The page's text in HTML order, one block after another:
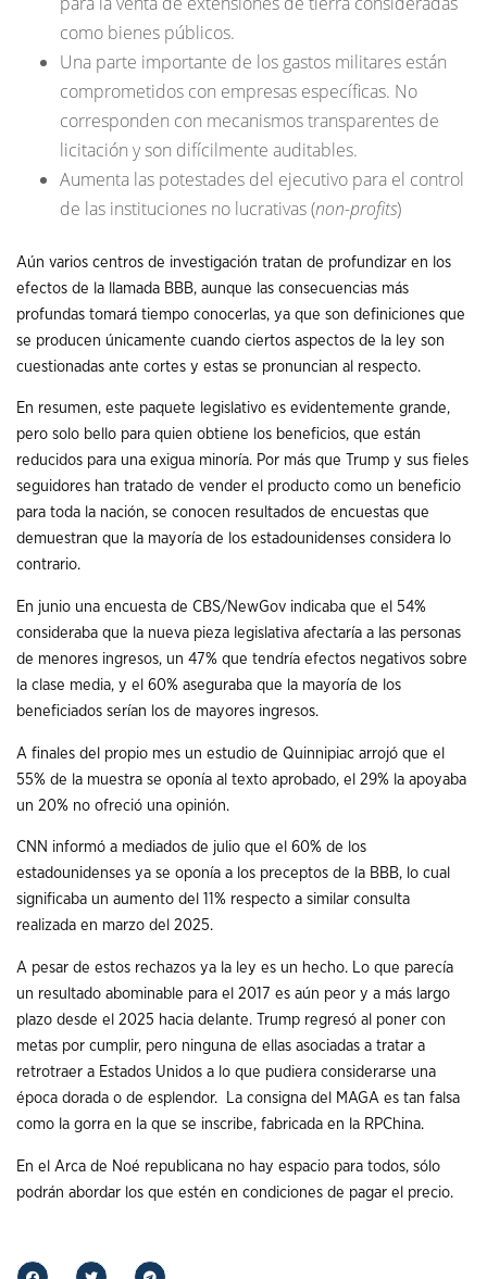
como bienes públicos.
Una parte importante de los gastos militares están
comprometidos con empresas específicas. No
corresponden con mecanismos transparentes de
licitación y son difícilmente auditables.
Aumenta las potestades del ejecutivo para el control
de las instituciones no lucrativas (non-profits)
Aún varios centros de investigación tratan de profundizar en los
efectos de la llamada BBB, aunque las consecuencias más
profundas tomará tiempo conocerlas, ya que son definiciones que
se producen únicamente cuando ciertos aspectos de la ley son
cuestionadas ante cortes y estas se pronuncian al respecto.
En resumen, este paquete legislativo es evidentemente grande,
pero solo bello para quien obtiene los beneficios, que están
reducidos para una exigua minoría. Por más que Trump y sus fieles
seguidores han tratado de vender el producto como un beneficio
para toda la nación, se conocen resultados de encuestas que
demuestran que la mayoría de los estadounidenses considera lo
contrario.
En junio una encuesta de CBS/NewGov indicaba que el 54%
consideraba que la nueva pieza legislativa afectaría a las personas
de menores ingresos, un 47% que tendría efectos negativos sobre
la clase media, y el 60% aseguraba que la mayoría de los
beneficiados serían los de mayores ingresos.
A finales del propio mes un estudio de Quinnipiac arrojó que el
55% de la muestra se oponía al texto aprobado, el 29% la apoyaba
un 20% no ofreció una opinión.
CNN informó a mediados de julio que el 60% de los
estadounidenses ya se oponía a los preceptos de la BBB, lo cual
significaba un aumento del 11% respecto a similar consulta
realizada en marzo del 2025.
A pesar de estos rechazos ya la ley es un hecho. Lo que parecía
un resultado abominable para el 2017 es aún peor y a más largo
plazo desde el 2025 hacia delante. Trump regresó al poner con
metas por cumplir, pero ninguna de ellas asociadas a tratar a
retrotraer a Estados Unidos a lo que pudiera considerarse una
época dorada o de esplendor. La consigna del MAGA es tan falsa
como la gorra en la que se inscribe, fabricada en la RPChina.
En el Arca de Noé republicana no hay espacio para todos, sólo
podrán abordar los que estén en condiciones de pagar el precio.